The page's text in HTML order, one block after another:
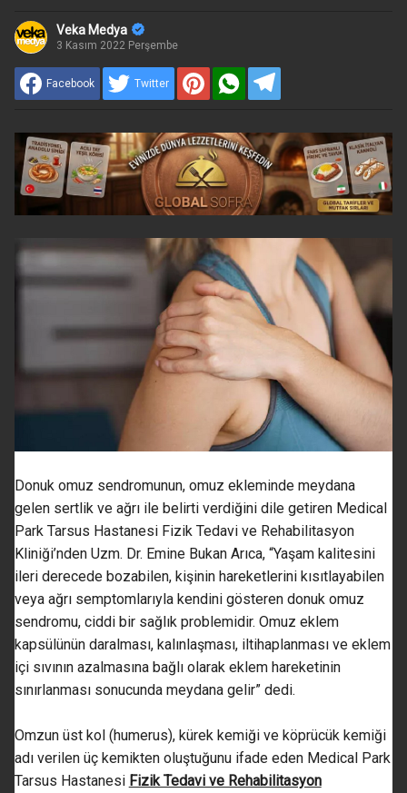
Veka Medya
3 Kasım 2022 Perşembe
Facebook Twitter
Donuk omuz sendromunun, omuz ekleminde meydana
gelen sertlik ve ağrı ile belirti verdiğini dile getiren Medical
Park Tarsus Hastanesi Fizik Tedavi ve Rehabilitasyon
Kliniği’nden Uzm. Dr. Emine Bukan Arıca, “Yaşam kalitesini
ileri derecede bozabilen, kişinin hareketlerini kısıtlayabilen
veya ağrı semptomlarıyla kendini gösteren donuk omuz
sendromu, ciddi bir sağlık problemidir. Omuz eklem
kapsülünün daralması, kalınlaşması, iltihaplanması ve eklem
içi sıvının azalmasına bağlı olarak eklem hareketinin
sınırlanması sonucunda meydana gelir” dedi.
Omzun üst kol (humerus), kürek kemiği ve köprücük kemiği
adı verilen üç kemikten oluştuğunu ifade eden Medical Park
Tarsus Hastanesi Fizik Tedavi ve Rehabilitasyon